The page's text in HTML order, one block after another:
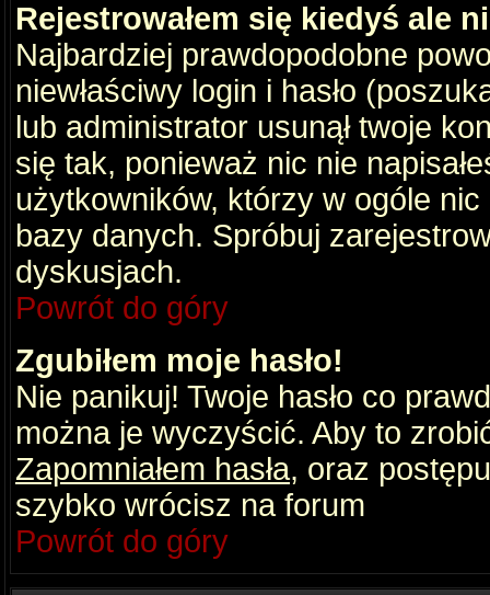
Rejestrowałem się kiedyś ale
Najbardziej prawdopodobne
niewłaściwy login i hasło
lub administrator usunął twoje
się tak, ponieważ nic nie
użytkowników, którzy w ogóle
bazy danych. Spróbuj
dyskusjach.
Powrót do góry
Zgubiłem moje hasło!
Nie panikuj! Twoje hasło co
można je wyczyścić. Aby to
Zapomniałem hasła, oraz
szybko wrócisz na forum
Powrót do góry